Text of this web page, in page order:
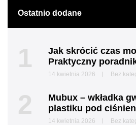
Ostatnio dodane
1
Jak skrócić czas
Praktyczny
14 kwietnia 2026 Bez
2
Mubux – wkładka
plastiku pod
14 kwietnia 2026 Bez